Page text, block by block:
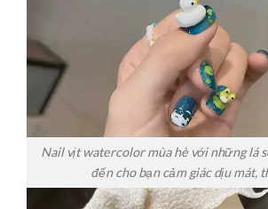
Nail vịt watercolor mùa hè với những lá
đến cho bạn cảm giác dịu mát,